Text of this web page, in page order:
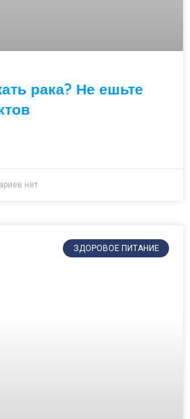
рака? Не ешьте
нет
ЗДОРОВОЕ ПИТАНИЕ